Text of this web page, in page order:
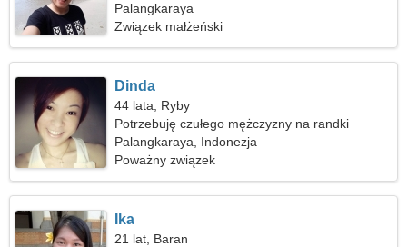
Palangkaraya
Związek małżeński
Dinda
44 lata, Ryby
Potrzebuję czułego mężczyzny na randki
Palangkaraya, Indonezja
Poważny związek
Ika
21 lat, Baran